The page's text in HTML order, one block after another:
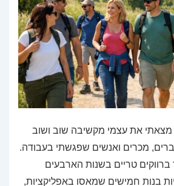
מצאתי את עצמי מקשיבה שוב ושוב
מכרים ואנשים שפגשתי בעבודה.
טריים בשנות הארבעים
בנות חמישים שמאסו באפליקציות,